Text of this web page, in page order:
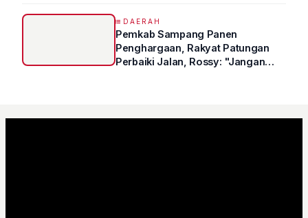
DAERAH
Pemkab Sampang Panen
Penghargaan, Rakyat Patungan
Perbaiki Jalan, Rossy: "Jangan